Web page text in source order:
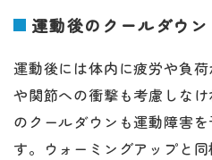
運動後のクールダウン
運動後には体内に疲労や負
や関節への衝撃も考慮しな
のクールダウンも運動障害
す。ウォーミングアップと